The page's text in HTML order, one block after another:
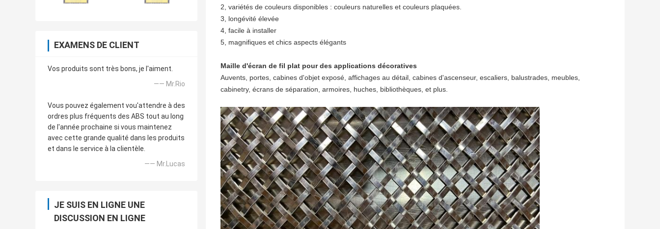
EXAMENS DE CLIENT
Vos produits sont très bons, je l'aiment.
—— Mr.Rio
Vous pouvez également vou'attendre à des
ordres plus fréquents des ABS tout au long
de l'année prochaine si vous maintenez
avec cette grande qualité dans les produits
et dans le service à la clientèle.
—— Mr.Lucas
JE SUIS EN LIGNE UNE
DISCUSSION EN LIGNE
2, variétés de couleurs disponibles : couleurs naturelles et couleurs plaquées.
3, longévité élevée
4, facile à installer
5, magnifiques et chics aspects élégants
Maille d'écran de fil plat pour des applications décoratives
Auvents, portes, cabines d'objet exposé, affichages au détail, cabines d'ascenseur, escaliers, balustrades, meubles,
cabinetry, écrans de séparation, armoires, huches, bibliothèques, et plus.